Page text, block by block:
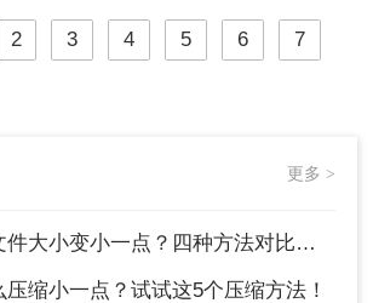
2 3 4 5 6 7
更多 >
小变小一点？四种方法对比，一看就懂！
压缩小一点？试试这5个压缩方法！